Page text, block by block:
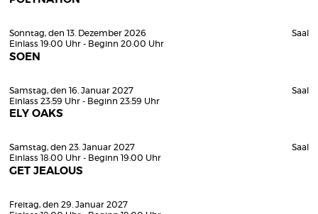
Sonntag, den 13. Dezember 2026
Einlass 19:00 Uhr - Beginn 20:00 Uhr
SOEN
Saal
Samstag, den 16. Januar 2027
Einlass 23:59 Uhr - Beginn 23:59 Uhr
ELY OAKS
Saal
Samstag, den 23. Januar 2027
Einlass 18:00 Uhr - Beginn 19:00 Uhr
GET JEALOUS
Saal
Freitag, den 29. Januar 2027